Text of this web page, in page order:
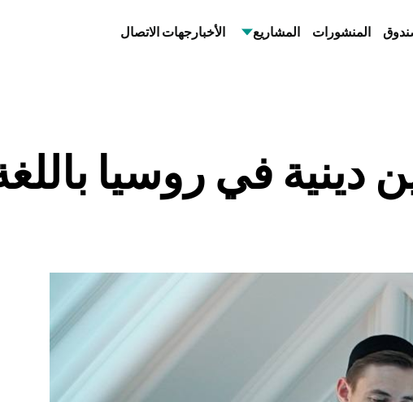
المنشورات المشاريع
مسجد الكاتدرائية
الأخبار جهات الاتصال
دينية في روسيا